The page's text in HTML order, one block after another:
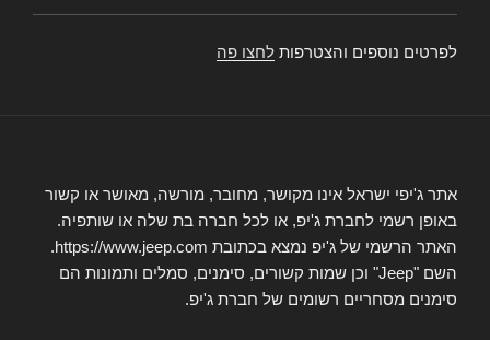
לפרטים נוספים והצטרפות לחצו פה
אתר ג'יפי ישראל אינו מקושר, מחובר, מורשה, מאושר או קשור
באופן רשמי לחברת ג'יפ, או לכל חברה בת שלה או שותפיה.
האתר הרשמי של ג'יפ נמצא בכתובת https://www.jeep.com.
השם "Jeep" וכן שמות קשורים, סימנים, סמלים ותמונות הם
סימנים מסחריים רשומים של חברת ג'יפ.